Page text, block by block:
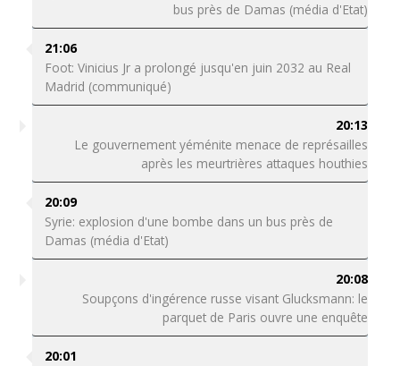
bus près de Damas (média d'Etat)
21:06
Foot: Vinicius Jr a prolongé jusqu'en juin 2032 au Real
Madrid (communiqué)
20:13
Le gouvernement yéménite menace de représailles
après les meurtrières attaques houthies
20:09
Syrie: explosion d'une bombe dans un bus près de
Damas (média d'Etat)
20:08
Soupçons d'ingérence russe visant Glucksmann: le
parquet de Paris ouvre une enquête
20:01